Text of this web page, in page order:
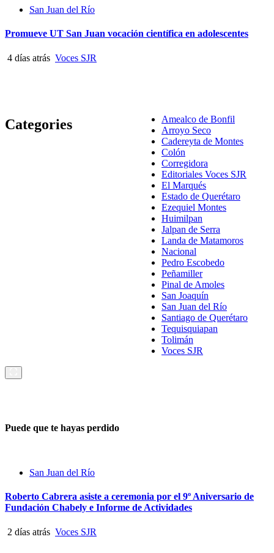
San Juan del Río
Promueve UT San Juan vocación científica en adolescentes
4 días atrás Voces SJR
Categories
Amealco de Bonfil
Arroyo Seco
Cadereyta de Montes
Colón
Corregidora
Editoriales Voces SJR
El Marqués
Estado de Querétaro
Ezequiel Montes
Huimilpan
Jalpan de Serra
Landa de Matamoros
Nacional
Pedro Escobedo
Peñamiller
Pinal de Amoles
San Joaquín
San Juan del Río
Santiago de Querétaro
Tequisquiapan
Tolimán
Voces SJR
Puede que te hayas perdido
San Juan del Río
Roberto Cabrera asiste a ceremonia por el 9º Aniversario de
Fundación Chabely e Informe de Actividades
2 días atrás Voces SJR